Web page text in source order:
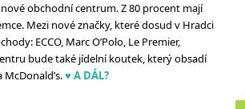
obchodní centrum. Z 80 procent mají
Mezi nové značky, které dosud v Hradci
ECCO, Marc O’Polo, Le Premier,
bude také jídelní koutek, který obsadí
♥ A DÁL?